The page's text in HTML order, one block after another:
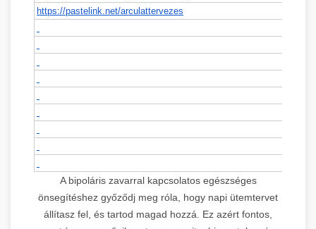
https://pastelink.net/arculattervezes
A bipoláris zavarral kapcsolatos egészséges
önsegítéshez győződj meg róla, hogy napi ütemtervet
állítasz fel, és tartod magad hozzá. Ez azért fontos,